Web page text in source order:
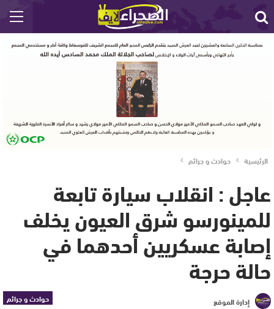
الرئيسية حوادث و جرائم
عاجل : انقلاب سيارة تابعة
للمينورسو شرق العيون يخلف
إصابة عسكريين أحدهما في
حالة حرجة
حوادث و جرائم
إدارة الموقع